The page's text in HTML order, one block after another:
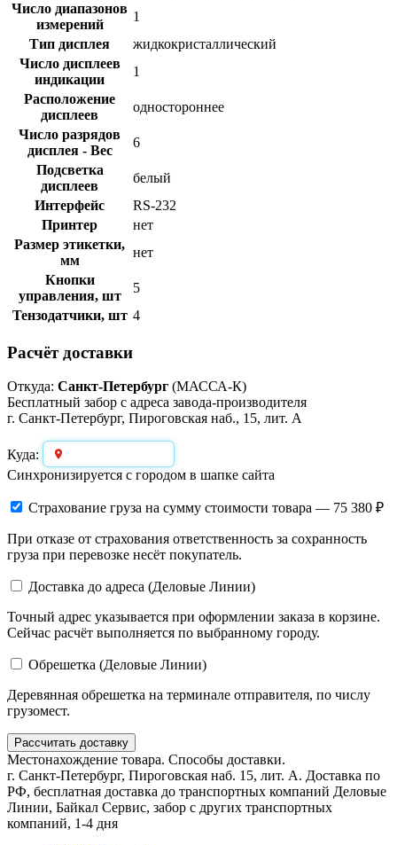
Число диапазонов
измерений
1
Тип дисплея
жидкокристаллический
Число дисплеев
индикации
1
Расположение
дисплеев
одностороннее
Число разрядов
дисплея - Вес
6
Подсветка
дисплеев
белый
Интерфейс
RS-232
Принтер
нет
Размер этикетки,
мм
нет
Кнопки
управления, шт
5
Тензодатчики, шт 4
Расчёт доставки
Откуда: Санкт-Петербург (МАССА-К)
Бесплатный забор с адреса завода-производителя
г. Санкт-Петербург, Пироговская наб., 15, лит. А
Куда:
Синхронизируется с городом в шапке сайта
Страхование груза на сумму стоимости товара — 75 380 ₽
При отказе от страхования ответственность за сохранность
груза при перевозке несёт покупатель.
Доставка до адреса (Деловые Линии)
Точный адрес указывается при оформлении заказа в корзине.
Сейчас расчёт выполняется по выбранному городу.
Обрешетка (Деловые Линии)
Деревянная обрешетка на терминале отправителя, по числу
грузомест.
Рассчитать доставку
Местонахождение товара. Способы доставки.
г. Санкт-Петербург, Пироговская наб. 15, лит. А. Доставка по
РФ, бесплатная доставка до транспортных компаний Деловые
Линии, Байкал Сервис, забор с других транспортных
компаний, 1-4 дня